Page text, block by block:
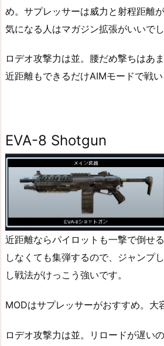
め。サプレッサーは威力と射程距離
気になる人はマガジン拡張がいいでし
ロデオ攻撃力は並。腰だめ撃ちはあ
近距離もできるだけAIMモードで戦い
EVA-8 Shotgun
近距離ならパイロットも一撃で倒せ
しなくても集弾するので、ジャンプ
し戦法がけっこう強いです。
MODはサプレッサーがおすすめ。大
ロデオ攻撃力は並。リロードが遅い